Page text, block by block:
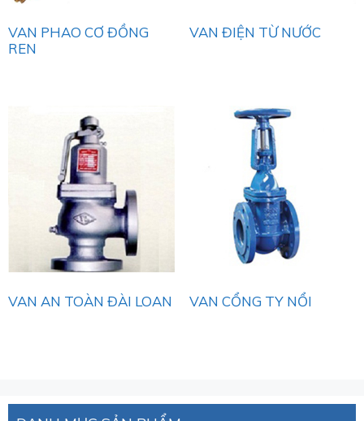
VAN PHAO CƠ ĐỒNG
REN
VAN ĐIỆN TỪ NƯỚC
VAN AN TOÀN ĐÀI LOAN VAN CỔNG TY NỔI